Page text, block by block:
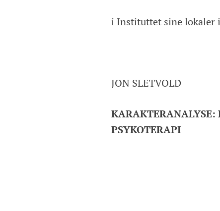
i Instituttet sine lokaler
JON SLETVOLD
KARAKTERANALYSE:
PSYKOTERAPI